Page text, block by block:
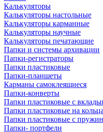
Калькуляторы
Калькуляторы настольные
Калькуляторы карманные
Калькуляторы научные
Калькуляторы печатающие
Папки и системы архивации
Папки-регистраторы
Папки пластиковые
Папки-планшеты
Карманы самоклеящиеся
Папки-конверты
Папки пластиковые с
Папки пластиковые на
Папки пластиковые с
Папки- портфели